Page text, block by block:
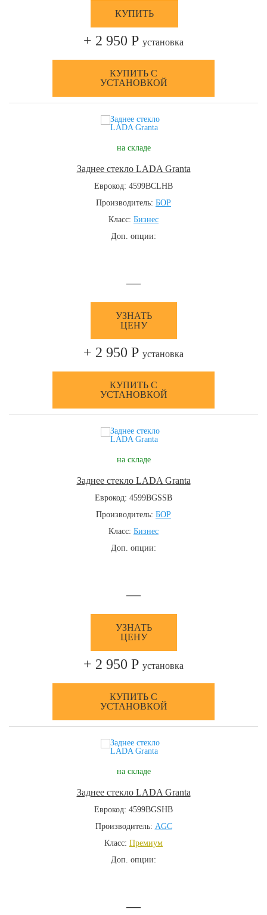
КУПИТЬ
+ 2 950 Р установка
КУПИТЬ С
УСТАНОВКОЙ
на складе
Заднее стекло LADA Granta
Еврокод: 4599BCLHB
Производитель: БОР
Класс: Бизнес
Доп. опции:
—
УЗНАТЬ
ЦЕНУ
+ 2 950 Р установка
КУПИТЬ С
УСТАНОВКОЙ
на складе
Заднее стекло LADA Granta
Еврокод: 4599BGSSB
Производитель: БОР
Класс: Бизнес
Доп. опции:
—
УЗНАТЬ
ЦЕНУ
+ 2 950 Р установка
КУПИТЬ С
УСТАНОВКОЙ
на складе
Заднее стекло LADA Granta
Еврокод: 4599BGSHB
Производитель: AGC
Класс: Премиум
Доп. опции:
—